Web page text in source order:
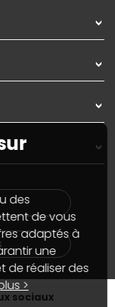
sociaux
des
de vous
adaptés à
une
de réaliser des
>